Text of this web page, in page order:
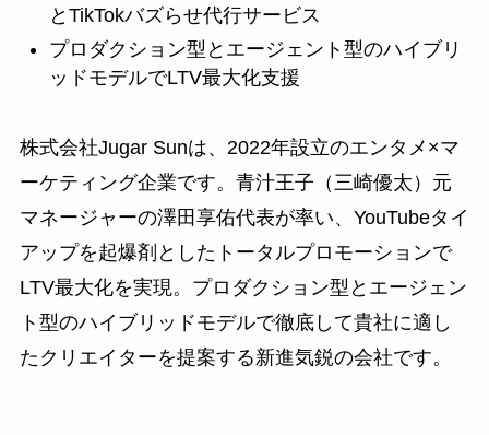
とTikTokバズらせ代行サービス
プロダクション型とエージェント型のハイブリ
ッドモデルでLTV最大化支援
株式会社Jugar Sunは、2022年設立のエンタメ×マ
ーケティング企業です。青汁王子（三崎優太）元
マネージャーの澤田享佑代表が率い、YouTubeタイ
アップを起爆剤としたトータルプロモーションで
LTV最大化を実現。プロダクション型とエージェン
ト型のハイブリッドモデルで徹底して貴社に適し
たクリエイターを提案する新進気鋭の会社です。